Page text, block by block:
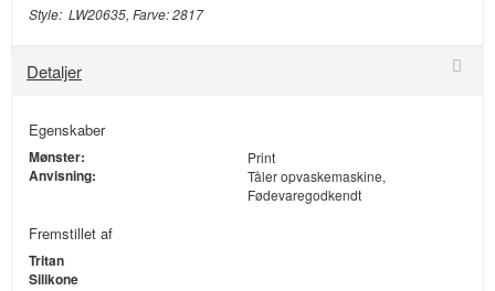
Style: LW20635, Farve: 2817
Detaljer
Egenskaber
Mønster: Print
Anvisning:
Tåler opvaskemaskine,
Fødevaregodkendt
Fremstillet af
Tritan
Silikone